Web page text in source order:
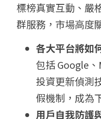
標榜真實互動、嚴
群服務，市場高度
各大平台將如
包括 Google
投資更新偵測
假機制，成為
用戶自我防護